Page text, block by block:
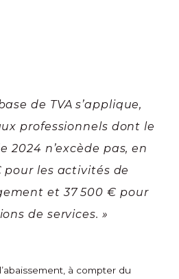
de TVA s’applique,
professionnels dont le
2024 n’excède pas, en
pour les activités de
et 37 500 € pour
de services. »
à compter du